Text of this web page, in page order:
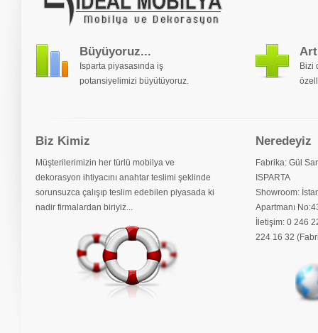
Büyüyoruz...
Isparta piyasasında iş
potansiyelimizi büyütüyoruz.
Bizi
Biz Kimiz
Müşterilerimizin her türlü mobilya ve
dekorasyon ihtiyacını anahtar teslimi şeklinde
sorunsuzca çalışıp teslim edebilen piyasada ki
nadir firmalardan biriyiz...
Neredeyiz
Fabrika: Gül
ISPARTA
Showroom:
Apartmanı
İletişim: 0 246
224 16 32